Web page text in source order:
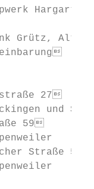
Frank
59
Straße